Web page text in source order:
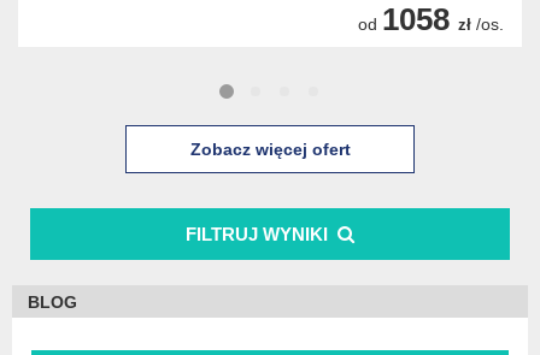
BLOG
FILTRUJ WYNIKI
od 1058 zł /os.
Zobacz więcej ofert